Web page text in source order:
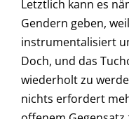
Letztlich kann es
Gendern geben,
instrumentalisiert
Doch, und das
wiederholt zu
nichts erfordert